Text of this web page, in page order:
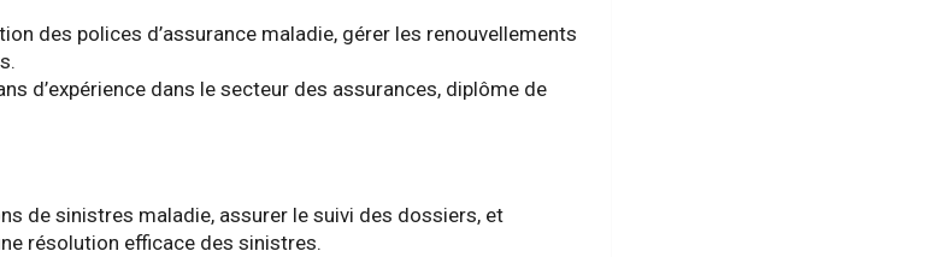
des polices d’assurance maladie, gérer les renouvellements
d’expérience dans le secteur des assurances, diplôme de
de sinistres maladie, assurer le suivi des dossiers, et
résolution efficace des sinistres.